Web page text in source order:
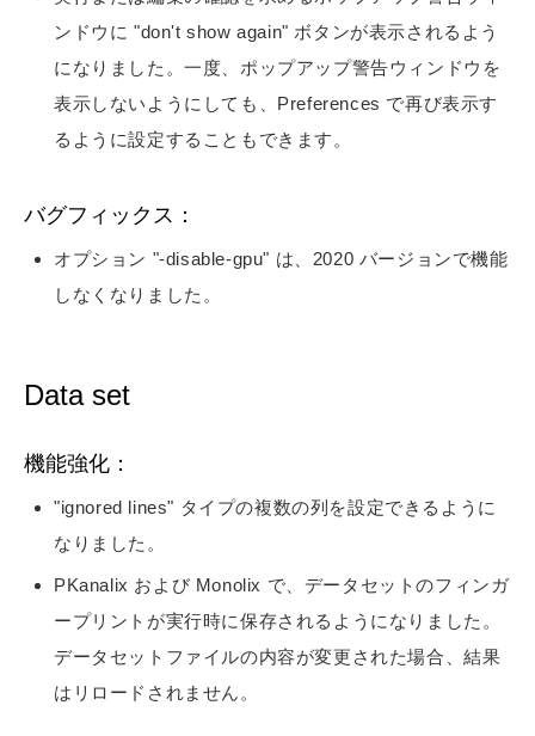
ンドウに "don't show again" ボタンが表示されるよう
になりました。一度、ポップアップ警告ウィンドウを
表示しないようにしても、Preferences で再び表示す
るように設定することもできます。
バグフィックス：
オプション "-disable-gpu" は、2020 バージョンで機能
しなくなりました。
Data set
機能強化：
"ignored lines" タイプの複数の列を設定できるように
なりました。
PKanalix および Monolix で、データセットのフィンガ
ープリントが実行時に保存されるようになりました。
データセットファイルの内容が変更された場合、結果
はリロードされません。